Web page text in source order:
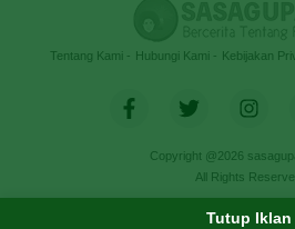
Tentang Kami Hubungi Kami Kebijakan
Copyright @2026
All Rights
Tutup Iklan